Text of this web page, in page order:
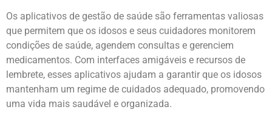
Os aplicativos de gestão de saúde são ferramentas valiosas
que permitem que os idosos e seus cuidadores monitorem
condições de saúde, agendem consultas e gerenciem
medicamentos. Com interfaces amigáveis e recursos de
lembrete, esses aplicativos ajudam a garantir que os idosos
mantenham um regime de cuidados adequado, promovendo
uma vida mais saudável e organizada.